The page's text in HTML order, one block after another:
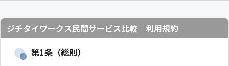
利用規約(免責事項)｜ジチタ
ジチタイワークス民間サービス比較 利用規約
第1条（総則）